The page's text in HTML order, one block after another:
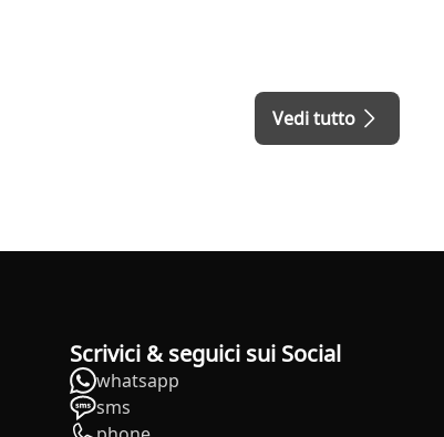
Vedi tutto
Scrivici & seguici sui Social
whatsapp
sms